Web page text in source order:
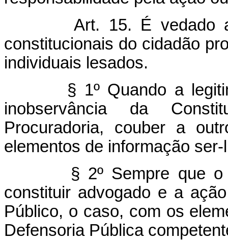
Art. 15. É vedado
constitucionais do cidadão
individuais lesados.
§ 1º Quando a
inobservância da
Procuradoria, couber a
elementos de informação
§ 2º Sempre que
constituir advogado e a
Público, o caso, com os
Defensoria Pública